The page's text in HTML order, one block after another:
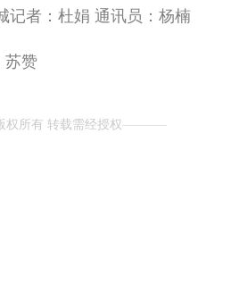
记者：杜娟 通讯员：杨楠
苏赞
权所有 转载需经授权